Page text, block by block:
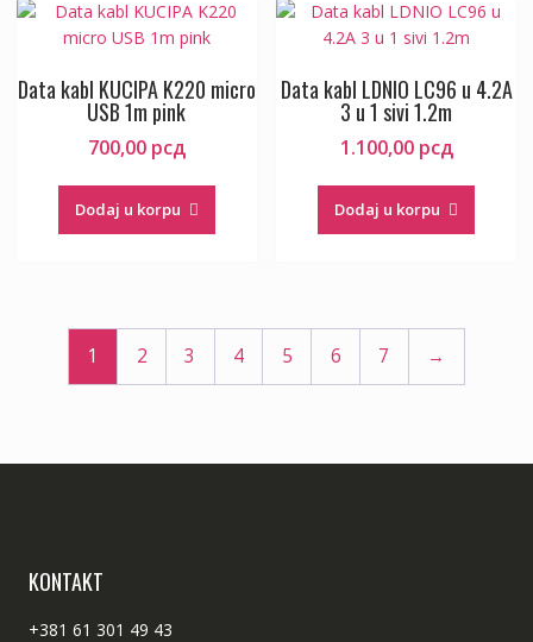
Data kabl KUCIPA K220 micro
USB 1m pink
700,00 рсд
Dodaj u korpu
Data kabl LDNIO LC96 u 4.2A
3 u 1 sivi 1.2m
1.100,00 рсд
Dodaj u korpu
1 2 3 4 5 6 7 →
KONTAKT
+381 61 301 49 43